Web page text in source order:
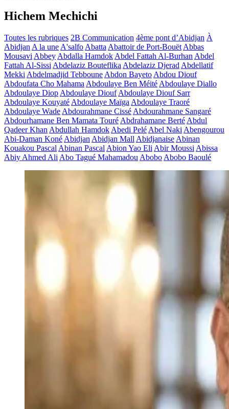
Hichem Mechichi
Toutes les rubriques 2B Communication 4ème pont d’Abidjan À
Abidjan A la une A'salfo Abatta Abattoir de Port-Bouët Abbas
Mousavi Abbey Abdalla Hamdok Abdel Fattah Al-Burhan Abdel
Fattah Al-Sissi Abdelaziz Bouteflika Abdelaziz Djerad Abdellatif
Mekki Abdelmadjid Tebboune Abdon Bayeto Abdou Diouf
Abdoufata Cho Mahama Abdoulaye Ben Méité Abdoulaye Diallo
Abdoulaye Diop Abdoulaye Diouf Abdoulaye Diouf Sarr
Abdoulaye Kouyaté Abdoulaye Maïga Abdoulaye Traoré
Abdoulaye Wade Abdourahmane Cissé Abdourahmane Sangaré
Abdourhamane Ben Mamata Touré Abdrahamane Berté Abdul
Qadeer Khan Abdullah Hamdok Abedi Pelé Abel Naki Abengourou
Abi-Daman Koné Abidjan Abidjan Mall Abidjanaise Abinan
Kouakou Pascal Abinan Pascal Abion Yao Eli Abir Moussi Abissa
Abiy Ahmed Ali Abo Tagué Mahamadou Abobo Abobo Baoulé